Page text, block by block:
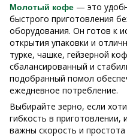
Молотый кофе — это
быстрого приготовления
оборудования. Он готов к
открытия упаковки и
турке, чашке, гейзерной
сбалансированный и
подобранный помол
ежедневное потребление.
Выбирайте зерно, если
гибкость в
важны скорость и простота